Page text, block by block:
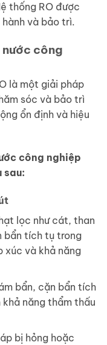
thống RO được
và bảo trì.
công
là một giải pháp
sóc và bảo trì
ổn định và hiệu
công nghiệp
sau:
lọc như cát, than
bẩn tích tụ trong
và khả năng
bẩn, cặn bẩn tích
năng thẩm thấu
bị hỏng hoặc